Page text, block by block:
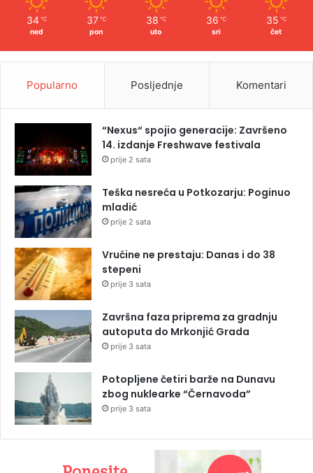
34 ℃
ned
37 ℃
pon
38 ℃
uto
36 ℃
sri
35 ℃
čet
Popularno Posljednje Komentari
“Nexus“ spojio generacije: Završeno
14. izdanje Freshwave festivala
prije 2 sata
Teška nesreća u Potkozarju: Poginuo
mladić
prije 2 sata
Vrućine ne prestaju: Danas i do 38
stepeni
prije 3 sata
Završna faza priprema za gradnju
autoputa do Mrkonjić Grada
prije 3 sata
Potopljene četiri barže na Dunavu
zbog nuklearke “Černavoda”
prije 3 sata